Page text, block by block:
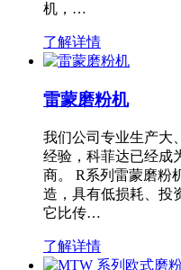
机，…
了解详情
雷蒙磨粉机
我们公司专业生产大
经验，科菲达已经成
商。 R系列雷蒙磨粉
造，具有低损耗、投
它比传…
了解详情